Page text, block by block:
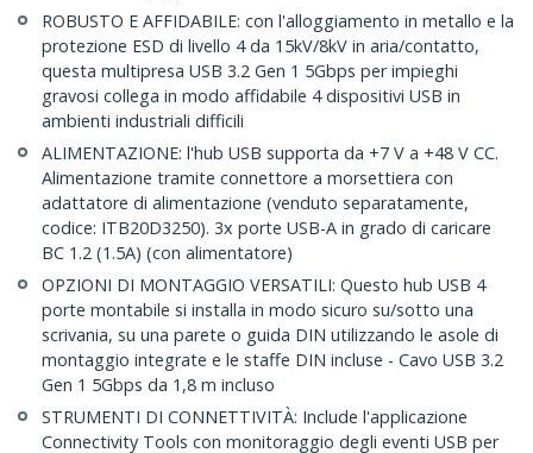
ROBUSTO E AFFIDABILE: con l'alloggiamento in metallo e la
protezione ESD di livello 4 da 15kV/8kV in aria/contatto,
questa multipresa USB 3.2 Gen 1 5Gbps per impieghi
gravosi collega in modo affidabile 4 dispositivi USB in
ambienti industriali difficili
ALIMENTAZIONE: l'hub USB supporta da +7 V a +48 V CC.
Alimentazione tramite connettore a morsettiera con
adattatore di alimentazione (venduto separatamente,
codice: ITB20D3250). 3x porte USB-A in grado di caricare
BC 1.2 (1.5A) (con alimentatore)
OPZIONI DI MONTAGGIO VERSATILI: Questo hub USB 4
porte montabile si installa in modo sicuro su/sotto una
scrivania, su una parete o guida DIN utilizzando le asole di
montaggio integrate e le staffe DIN incluse - Cavo USB 3.2
Gen 1 5Gbps da 1,8 m incluso
STRUMENTI DI CONNETTIVITÀ: Include l'applicazione
Connectivity Tools con monitoraggio degli eventi USB per